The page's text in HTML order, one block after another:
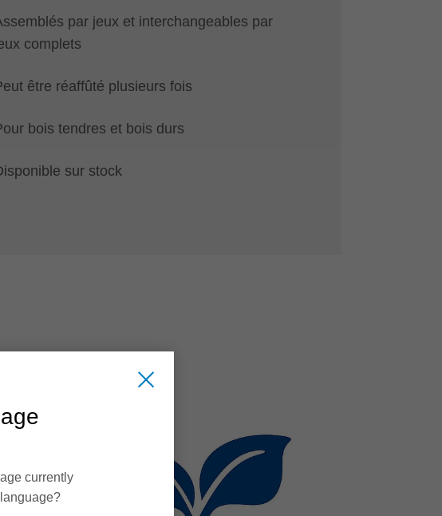
par jeux et interchangeables par
complets
être réaffûté plusieurs fois
bois tendres et bois durs
sur stock
currently